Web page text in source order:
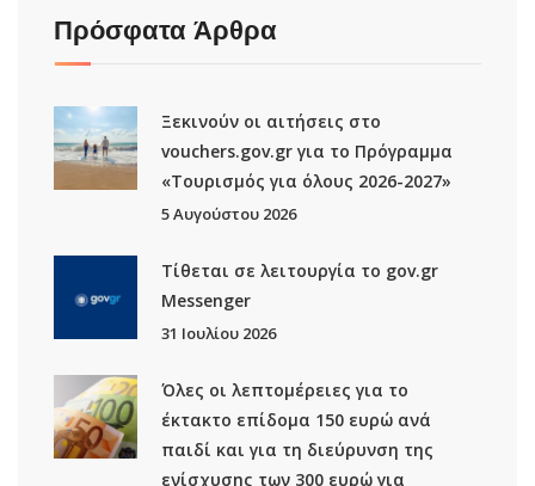
Πρόσφατα Άρθρα
Ξεκινούν οι αιτήσεις στο
vouchers.gov.gr για το Πρόγραμμα
«Τουρισμός για όλους 2026-2027»
5 Αυγούστου 2026
Τίθεται σε λειτουργία το gov.gr
Μessenger
31 Ιουλίου 2026
Όλες οι λεπτομέρειες για το
έκτακτο επίδομα 150 ευρώ ανά
παιδί και για τη διεύρυνση της
ενίσχυσης των 300 ευρώ για